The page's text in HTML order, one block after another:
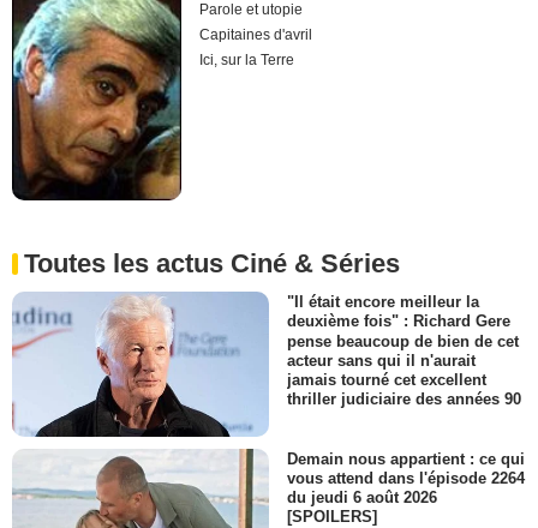
Parole et utopie
Capitaines d'avril
Ici, sur la Terre
Toutes les actus Ciné & Séries
"Il était encore meilleur la
deuxième fois" : Richard Gere
pense beaucoup de bien de cet
acteur sans qui il n'aurait
jamais tourné cet excellent
thriller judiciaire des années 90
Demain nous appartient : ce qui
vous attend dans l'épisode 2264
du jeudi 6 août 2026
[SPOILERS]